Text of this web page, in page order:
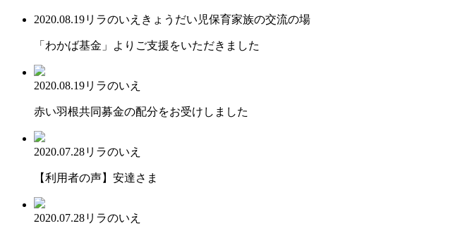
2020.08.19リラのいえ きょうだい児保育家族の交流の場
「わかば基金」よりご支援をいただきました
2020.08.19リラのいえ
赤い羽根共同募金の配分をお受けしました
2020.07.28リラのいえ
【利用者の声】安達さま
2020.07.28リラのいえ